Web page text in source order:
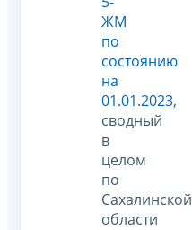
ЖМ
по
состоянию
на
01.01.2023,
сводный
в
целом
по
Сахалинской
области